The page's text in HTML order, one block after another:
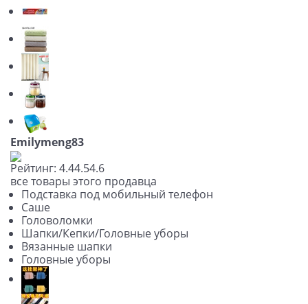
Emilymeng83
Рейтинг: 4.44.54.6
все товары этого продавца
Подставка под мобильный телефон
Саше
Головоломки
Шапки/Кепки/Головные уборы
Вязанные шапки
Головные уборы